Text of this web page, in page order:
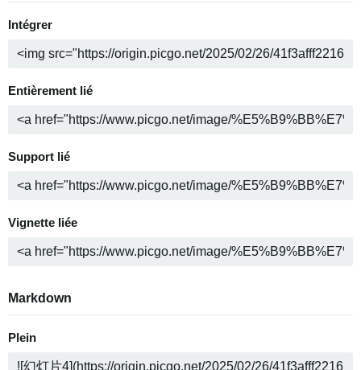
Intégrer
Entièrement lié
Support lié
Vignette liée
Markdown
Plein